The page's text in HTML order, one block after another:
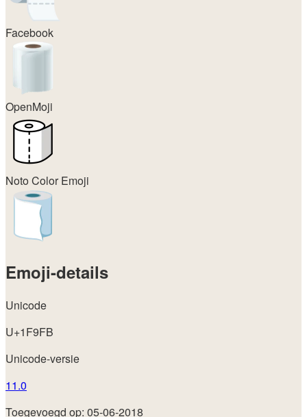
Facebook
OpenMoji
Noto Color Emoji
Emoji-details
Unicode
U+1F9FB
Unicode-versie
11.0
Toegevoegd op: 05-06-2018